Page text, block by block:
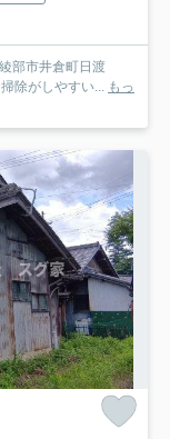
部市井倉町日渡
除がしやすい... もっ